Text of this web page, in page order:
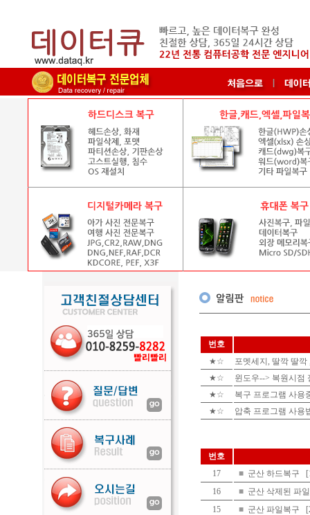
번호
★☆
포멧세지, 딸깍 딸
★☆
윈도우--> 복원시점
★☆
복구 프로그램 사용
★☆
압축 프로그램 사용
번호
17
■ 군산 하드복구
16
■ 군산 삭제된 파
15
■ 군산 파일복구